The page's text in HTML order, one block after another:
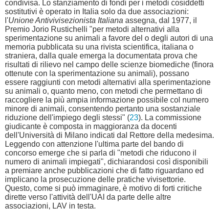
condivisa. Lo stanziamento di fondi per i metodi cosiddetti
sostitutivi è operato in Italia solo da due associazioni:
l'Unione Antivivisezionista Italiana assegna, dal 1977, il
Premio Jorio Rustichelli "per metodi alternativi alla
sperimentazione su animali a favore del o degli autori di una
memoria pubblicata su una rivista scientifica, italiana o
straniera, dalla quale emerga la documentata prova che
risultati di rilievo nel campo delle scienze biomediche (finora
ottenute con la sperimentazione su animali), possano
essere raggiunti con metodi alternativi alla sperimentazione
su animali o, quanto meno, con metodi che permettano di
raccogliere la più ampia informazione possibile col numero
minore di animali, consentendo pertanto una sostanziale
riduzione dell'impiego degli stessi" (23). La commissione
giudicante è composta in maggioranza da docenti
dell'Università di Milano indicati dal Rettore della medesima.
Leggendo con attenzione l'ultima parte del bando di
concorso emerge che si parla di "metodi che riducono il
numero di animali impiegati", dichiarandosi così disponibili
a premiare anche pubblicazioni che di fatto riguardano ed
implicano la prosecuzione delle pratiche vivisettorie.
Questo, come si può immaginare, è motivo di forti critiche
dirette verso l'attività dell'UAI da parte delle altre
associazioni, LAV in testa.